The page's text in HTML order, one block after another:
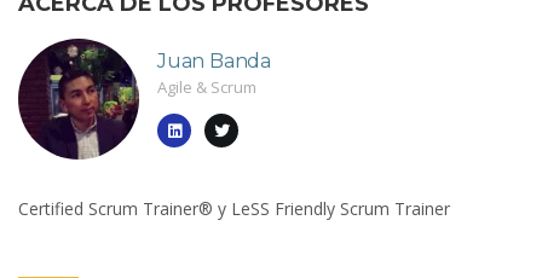
Juan Banda
Agile & Scrum
Certified Scrum Trainer® y LeSS Friendly Scrum Trainer